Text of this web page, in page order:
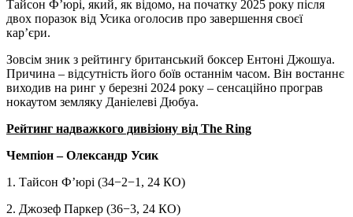
Тайсон Ф’юрі, який, як відомо, на початку 2025 року після
двох поразок від Усика оголосив про завершення своєї
кар’єри.
Зовсім зник з рейтингу британський боксер Ентоні Джошуа.
Причина – відсутність його боїв останнім часом. Він востаннє
виходив на ринг у березні 2024 року – сенсаційно програв
нокаутом земляку Даніелеві Дюбуа.
Рейтинг надважкого дивізіону від The Ring
Чемпіон – Олександр Усик
1. Тайсон Ф’юрі (34−2−1, 24 КО)
2. Джозеф Паркер (36−3, 24 КО)